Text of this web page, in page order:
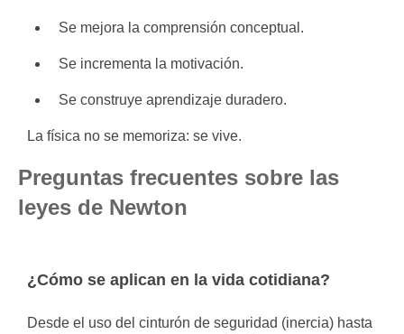
Se mejora la comprensión conceptual.
Se incrementa la motivación.
Se construye aprendizaje duradero.
La física no se memoriza: se vive.
Preguntas frecuentes sobre las
leyes de Newton
¿Cómo se aplican en la vida cotidiana?
Desde el uso del cinturón de seguridad (inercia) hasta